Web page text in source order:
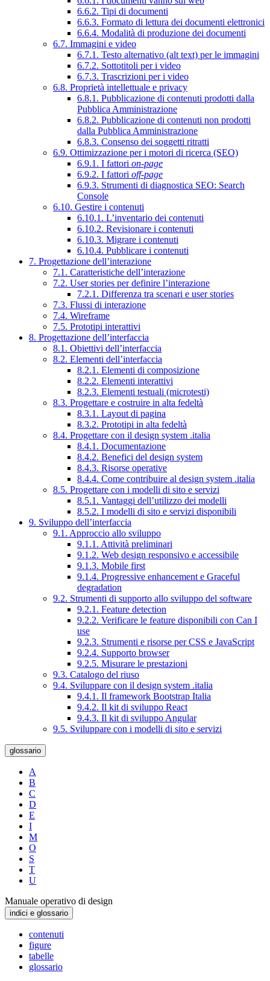
6.6.2. Tipi di documenti
6.6.3. Formato di lettura dei documenti elettronici
6.6.4. Modalità di produzione dei documenti
6.7. Immagini e video
6.7.1. Testo alternativo (alt text) per le immagini
6.7.2. Sottotitoli per i video
6.7.3. Trascrizioni per i video
6.8. Proprietà intellettuale e privacy
6.8.1. Pubblicazione di contenuti prodotti dalla
Pubblica Amministrazione
6.8.2. Pubblicazione di contenuti non prodotti
dalla Pubblica Amministrazione
6.8.3. Consenso dei soggetti ritratti
6.9. Ottimizzazione per i motori di ricerca (SEO)
6.9.1. I fattori on-page
6.9.2. I fattori off-page
6.9.3. Strumenti di diagnostica SEO: Search
Console
6.10. Gestire i contenuti
6.10.1. L’inventario dei contenuti
6.10.2. Revisionare i contenuti
6.10.3. Migrare i contenuti
6.10.4. Pubblicare i contenuti
7. Progettazione dell’interazione
7.1. Caratteristiche dell’interazione
7.2. User stories per definire l’interazione
7.2.1. Differenza tra scenari e user stories
7.3. Flussi di interazione
7.4. Wireframe
7.5. Prototipi interattivi
8. Progettazione dell’interfaccia
8.1. Obiettivi dell’interfaccia
8.2. Elementi dell’interfaccia
8.2.1. Elementi di composizione
8.2.2. Elementi interattivi
8.2.3. Elementi testuali (microtesti)
8.3. Progettare e costruire in alta fedeltà
8.3.1. Layout di pagina
8.3.2. Prototipi in alta fedeltà
8.4. Progettare con il design system .italia
8.4.1. Documentazione
8.4.2. Benefici del design system
8.4.3. Risorse operative
8.4.4. Come contribuire al design system .italia
8.5. Progettare con i modelli di sito e servizi
8.5.1. Vantaggi dell’utilizzo dei modelli
8.5.2. I modelli di sito e servizi disponibili
9. Sviluppo dell’interfaccia
9.1. Approccio allo sviluppo
9.1.1. Attività preliminari
9.1.2. Web design responsivo e accessibile
9.1.3. Mobile first
9.1.4. Progressive enhancement e Graceful
degradation
9.2. Strumenti di supporto allo sviluppo del software
9.2.1. Feature detection
9.2.2. Verificare le feature disponibili con Can I
use
9.2.3. Strumenti e risorse per CSS e JavaScript
9.2.4. Supporto browser
9.2.5. Misurare le prestazioni
9.3. Catalogo del riuso
9.4. Sviluppare con il design system .italia
9.4.1. Il framework Bootstrap Italia
9.4.2. Il kit di sviluppo React
9.4.3. Il kit di sviluppo Angular
9.5. Sviluppare con i modelli di sito e servizi
glossario
A
B
C
D
E
I
M
O
S
T
U
Manuale operativo di design
indici e glossario
contenuti
figure
tabelle
glossario